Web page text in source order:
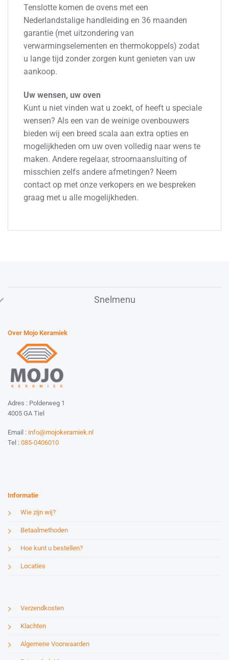
Tenslotte komen de ovens met een
Nederlandstalige handleiding en 36 maanden
garantie (met uitzondering van
verwarmingselementen en thermokoppels) zodat
u lange tijd zonder zorgen kunt genieten van uw
aankoop.
Uw wensen, uw oven
Kunt u niet vinden wat u zoekt, of heeft u speciale
wensen? Als een van de weinige ovenbouwers
bieden wij een breed scala aan extra opties en
mogelijkheden om uw oven volledig naar wens te
maken. Andere regelaar, stroomaansluiting of
misschien zelfs andere afmetingen? Neem
contact op met onze verkopers en we bespreken
graag met u alle mogelijkheden.
Snelmenu
Over Mojo Keramiek
Adres : Polderweg 1
4005 GA Tiel
Email : info@mojokeramiek.nl
Tel : 085-0406010
Informatie
Wie zijn wij?
Betaalmethoden
Hoe kunt u bestellen?
Locaties
Verzendkosten
Klachten
Algemene Voorwaarden